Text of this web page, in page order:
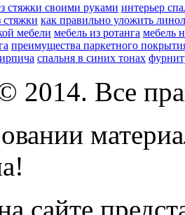
стяжки своими руками интерьер
стяжки как правильно уложить
мебели мебель из ротанга мебель
преимущества паркетного
спальня в синих тонах
2014. Все
сайте